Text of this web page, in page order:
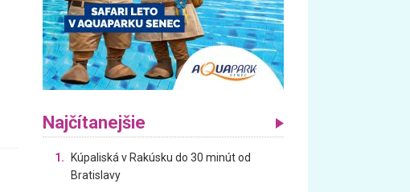
Najčítanejšie
1.
Kúpaliská v Rakúsku do 30 minút od
Bratislavy